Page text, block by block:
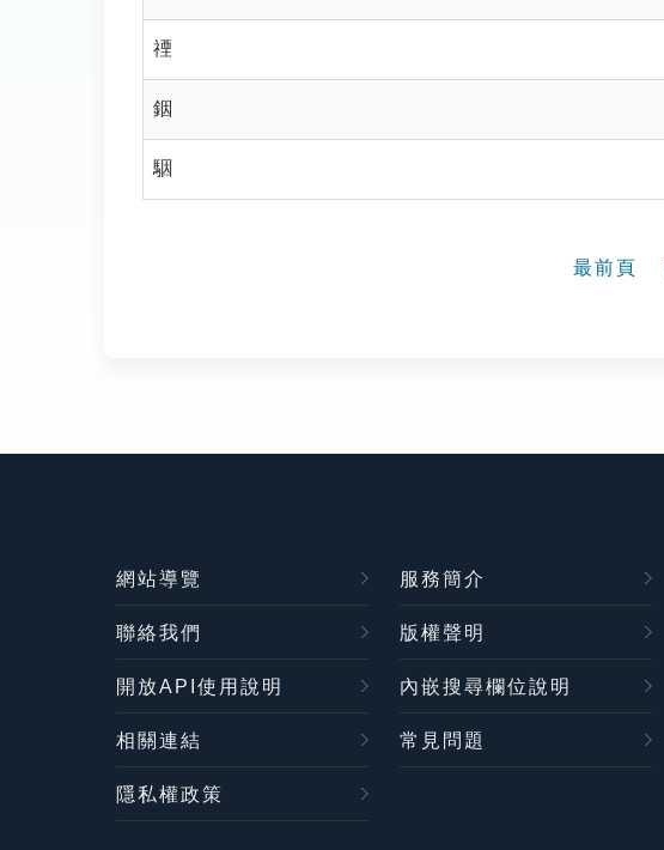
禋
銦
駰
最前頁
網站導覽 服務簡介
聯絡我們 版權聲明
開放API使用說明 內嵌搜尋欄位說明
相關連結 常見問題
隱私權政策